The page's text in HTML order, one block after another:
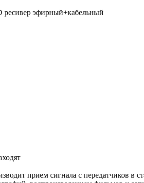
эфирный+кабельный
прием сигнала с передатчиков в